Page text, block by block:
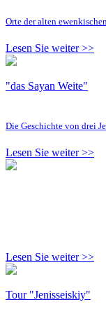
Orte der alten
Lesen Sie weiter >>
"das Sayan Weite"
Die Geschichte von drei
Lesen Sie weiter >>
Lesen Sie weiter >>
Tour "Jenisseiskiy"